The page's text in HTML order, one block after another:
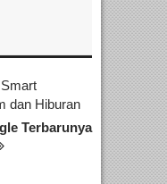
dan Hiburan
Terbarunya